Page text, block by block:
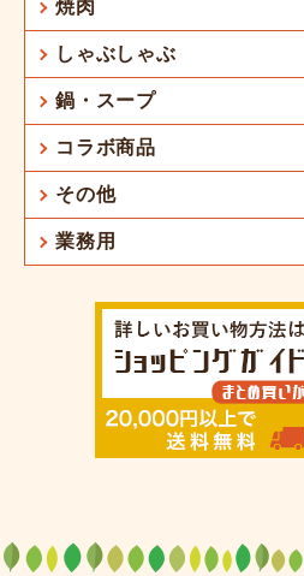
焼肉
しゃぶしゃぶ
鍋・スープ
コラボ商品
その他
業務用
お買い物を続ける